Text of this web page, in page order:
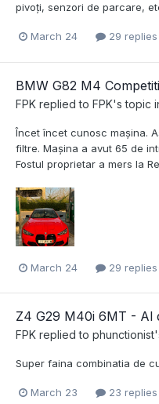
pivoți, senzori de parcare,
March 24 29 replies
BMW G82 M4
FPK replied to FPK's topic
Încet încet cunosc mașina.
filtre. Mașina a avut 65 de
Fostul proprietar a mers la
March 24 29 replies
Z4 G29 M40i 6MT - Al
FPK replied to phunctionist
Super faina combinatia de
March 23 23 replies